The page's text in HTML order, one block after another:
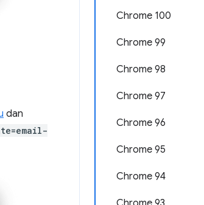
Chrome 100
Chrome 99
Chrome 98
Chrome 97
Chrome 96
Chrome 95
Chrome 94
dan